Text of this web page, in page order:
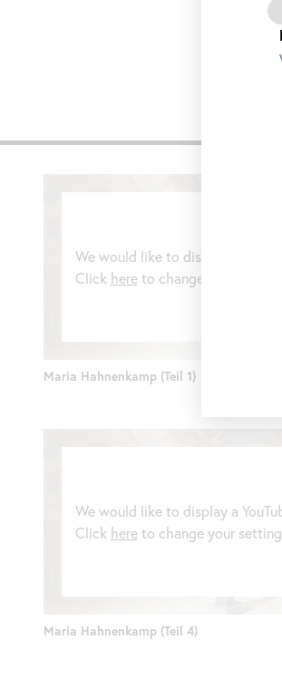
We would like to display a
Click hereto change your settings
Maria Hahnenkamp (Teil 1)
We would like to display a
Click hereto change your
Maria Hahnenkamp (Teil 4)